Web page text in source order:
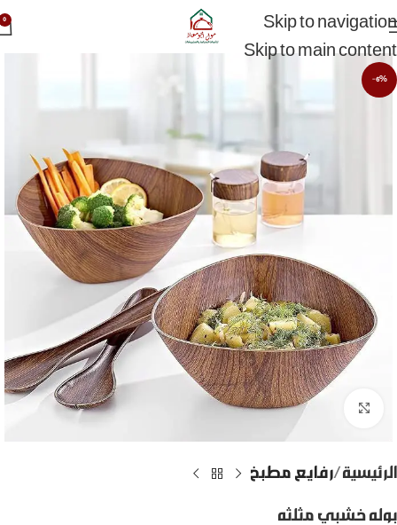
Skip to navigation
Skip to main content
0
-6%
Click to enlarge
الرئيسية رفايع مطبخ
بوله خشبي مثلثه